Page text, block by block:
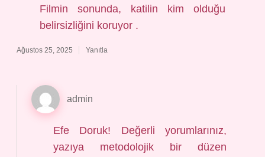
Filmin sonunda, katilin kim olduğu
belirsizliğini koruyor .
Ağustos 25, 2025 Yanıtla
admin
Efe Doruk! Değerli yorumlarınız,
yazıya metodolojik bir düzen